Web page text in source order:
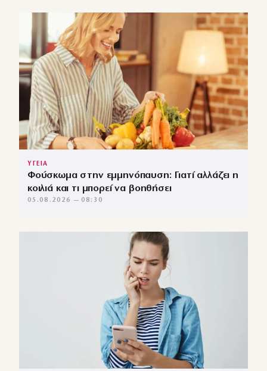
ΥΓΕΙΑ
Φούσκωμα στην εμμηνόπαυση: Γιατί αλλάζει η
κοιλιά και τι μπορεί να βοηθήσει
05.08.2026 — 08:30